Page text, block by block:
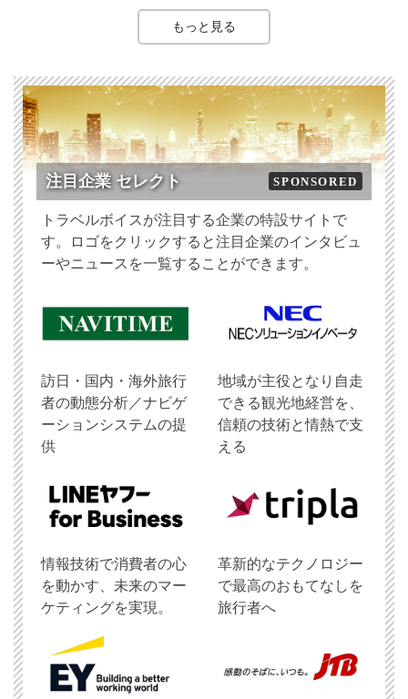
もっと見る
注目企業 セレクト SPONSORED
トラベルボイスが注目する企業の特設サイトで
す。ロゴをクリックすると注目企業のインタビュ
ーやニュースを一覧することができます。
訪日・国内・海外旅行
者の動態分析／ナビゲ
ーションシステムの提
供
地域が主役となり自走
できる観光地経営を、
信頼の技術と情熱で支
える
情報技術で消費者の心
を動かす、未来のマー
ケティングを実現。
革新的なテクノロジー
で最高のおもてなしを
旅行者へ